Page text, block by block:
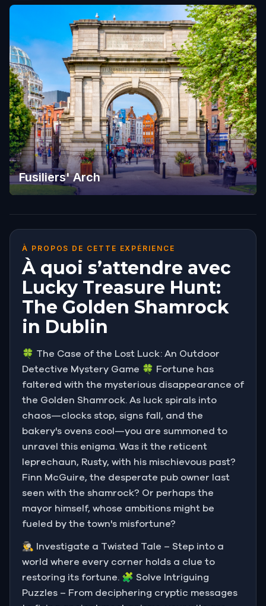
Fusiliers' Arch
À PROPOS DE CETTE EXPÉRIENCE
À quoi s’attendre avec
Lucky Treasure Hunt:
The Golden Shamrock
in Dublin
🍀 The Case of the Lost Luck: An Outdoor
Detective Mystery Game 🍀 Fortune has
faltered with the mysterious disappearance of
the Golden Shamrock. As luck spirals into
chaos—clocks stop, signs fall, and the
bakery's ovens cool—you are summoned to
unravel this enigma. Was it the reticent
leprechaun, Rusty, with his mischievous past?
Finn McGuire, the desperate pub owner last
seen with the shamrock? Or perhaps the
mayor himself, whose ambitions might be
fueled by the town's misfortune?
🕵️‍♂️ Investigate a Twisted Tale – Step into a
world where every corner holds a clue to
restoring its fortune. 🧩 Solve Intriguing
Puzzles – From deciphering cryptic messages